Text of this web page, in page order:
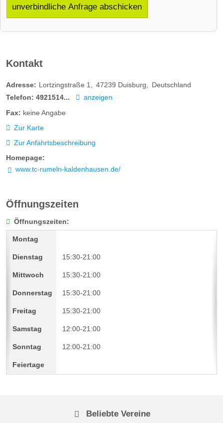
unverbindliche Anfrage abschicken
Kontakt
Adresse: Lortzingstraße 1 47239 Duisburg
Deutschland
Telefon: 4921514...
anzeigen
Fax: keine Angabe
Zur Karte
Zur Anfahrtsbeschreibung
Homepage:
www.tc-rumeln-kaldenhausen.de/
Öffnungszeiten
Öffnungszeiten:
15:30-21:00
15:30-21:00
15:30-21:00
15:30-21:00
12:00-21:00
12:00-21:00
Beliebte Vereine